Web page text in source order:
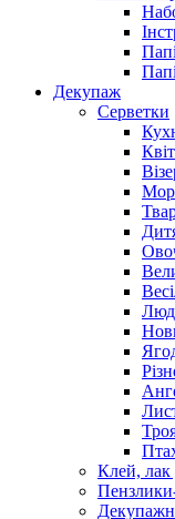
Декупаж
Серветки
Клей, лак